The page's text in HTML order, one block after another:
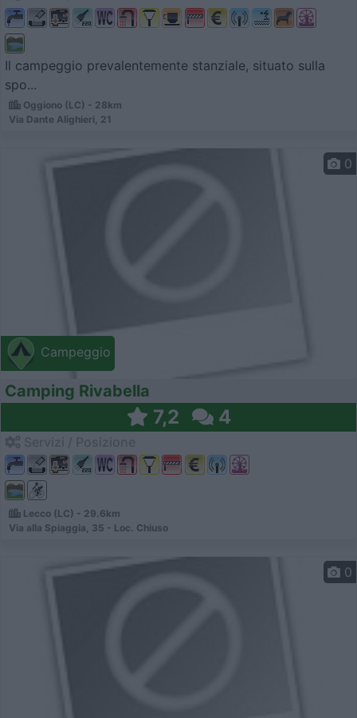
Il campeggio prevalentemente stanziale, situato sulla
spo...
Oggiono (LC) - 28km
Via Dante Alighieri, 21
Campeggio
0
Camping Rivabella
7,2 4
Lecco (LC) - 29.6km
Via alla Spiaggia, 35 - Loc. Chiuso
0